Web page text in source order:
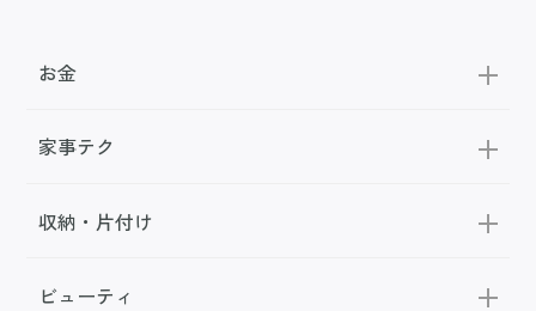
お金
家事テク
収納・片付け
ビューティ